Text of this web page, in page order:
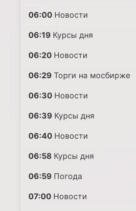
06:00 Новости
06:19 Курсы дня
06:20 Новости
06:29 Торги на мосбирже
06:30 Новости
06:39 Курсы дня
06:40 Новости
06:58 Курсы дня
06:59 Погода
07:00 Новости